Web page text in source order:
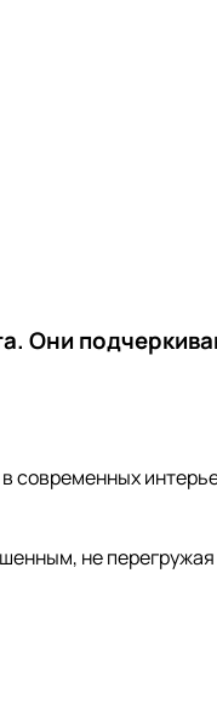
Они
современных
не перегружая